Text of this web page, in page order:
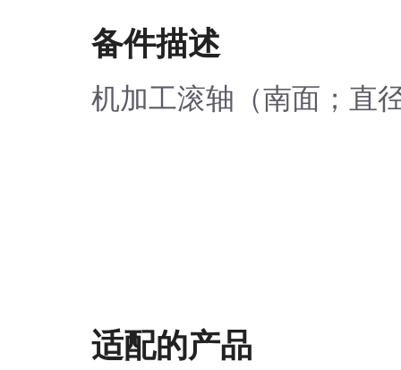
备件描述
机加工滚轴（南面；直
适配的产品